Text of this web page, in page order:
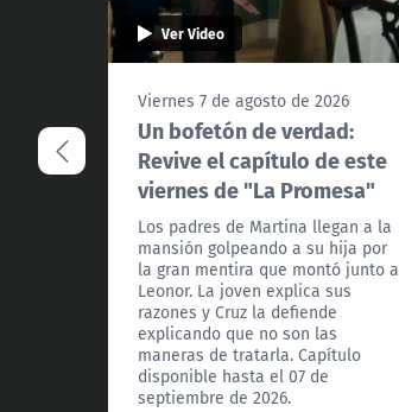
Ver Video
Viernes 7 de agosto de 2026
Un bofetón de verdad:
Revive el capítulo de este
viernes de "La Promesa"
Los padres de Martina llegan a la
mansión golpeando a su hija por
la gran mentira que montó junto a
Leonor. La joven explica sus
razones y Cruz la defiende
explicando que no son las
maneras de tratarla. Capítulo
disponible hasta el 07 de
septiembre de 2026.